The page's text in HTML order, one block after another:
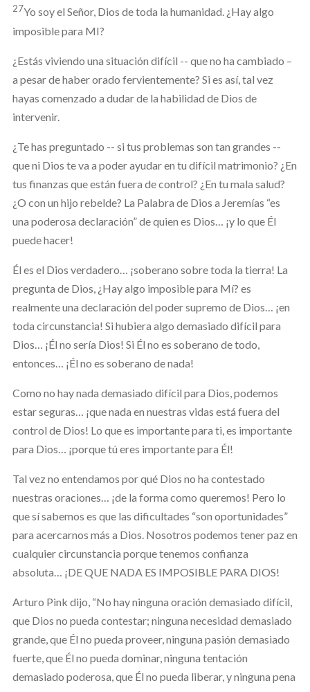
27Yo soy el Señor, Dios de toda la humanidad. ¿Hay algo
imposible para MI?
¿Estás viviendo una situación difícil -- que no ha cambiado –
a pesar de haber orado fervientemente? Si es así, tal vez
hayas comenzado a dudar de la habilidad de Dios de
intervenir.
¿Te has preguntado -- si tus problemas son tan grandes --
que ni Dios te va a poder ayudar en tu difícil matrimonio? ¿En
tus finanzas que están fuera de control? ¿En tu mala salud?
¿O con un hijo rebelde? La Palabra de Dios a Jeremías “es
una poderosa declaración” de quien es Dios… ¡y lo que Él
puede hacer!
Él es el Dios verdadero… ¡soberano sobre toda la tierra! La
pregunta de Dios, ¿Hay algo imposible para Mí? es
realmente una declaración del poder supremo de Dios… ¡en
toda circunstancia! Si hubiera algo demasiado difícil para
Dios… ¡Él no sería Dios! Si Él no es soberano de todo,
entonces… ¡Él no es soberano de nada!
Como no hay nada demasiado difícil para Dios, podemos
estar seguras… ¡que nada en nuestras vidas está fuera del
control de Dios! Lo que es importante para ti, es importante
para Dios… ¡porque tú eres importante para Él!
Tal vez no entendamos por qué Dios no ha contestado
nuestras oraciones… ¡de la forma como queremos! Pero lo
que sí sabemos es que las dificultades “son oportunidades”
para acercarnos más a Dios. Nosotros podemos tener paz en
cualquier circunstancia porque tenemos confianza
absoluta… ¡DE QUE NADA ES IMPOSIBLE PARA DIOS!
Arturo Pink dijo, “No hay ninguna oración demasiado difícil,
que Dios no pueda contestar; ninguna necesidad demasiado
grande, que Él no pueda proveer, ninguna pasión demasiado
fuerte, que Él no pueda dominar, ninguna tentación
demasiado poderosa, que Él no pueda liberar, y ninguna pena